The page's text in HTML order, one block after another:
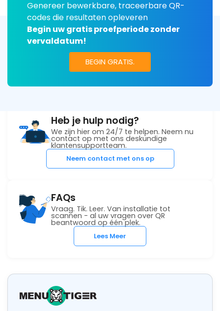
Genereer bewerkbare, traceerbare QR-
codes die resultaten opleveren
Begin uw gratis proefperiode zonder
vervaldatum!
BEGIN GRATIS.
Heb je hulp nodig?
We zijn hier om 24/7 te helpen. Neem nu
contact op met ons deskundige
klantensupportteam.
Neem contact met ons op
FAQs
Vraag. Tik. Leer. Van installatie tot
scannen - al uw vragen over QR
beantwoord op één plek.
Lees Meer